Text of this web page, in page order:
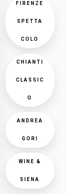
FIRENZE
SPETTA
COLO
CHIANTI
CLASSIC
O
ANDREA
GORI
WINE &
SIENA